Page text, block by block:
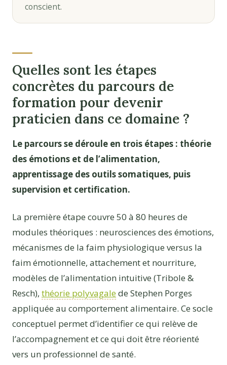
conscient.
Quelles sont les étapes
concrètes du parcours de
formation pour devenir
praticien dans ce domaine ?
Le parcours se déroule en trois étapes : théorie
des émotions et de l’alimentation,
apprentissage des outils somatiques, puis
supervision et certification.
La première étape couvre 50 à 80 heures de
modules théoriques : neurosciences des émotions,
mécanismes de la faim physiologique versus la
faim émotionnelle, attachement et nourriture,
modèles de l’alimentation intuitive (Tribole &
Resch), théorie polyvagalede Stephen Porges
appliquée au comportement alimentaire. Ce socle
conceptuel permet d’identifier ce qui relève de
l’accompagnement et ce qui doit être réorienté
vers un professionnel de santé.